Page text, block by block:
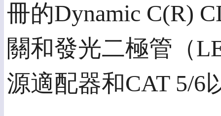
冊的Dynamic C(R)
關和發光二極管（
源適配器和CAT 5/6